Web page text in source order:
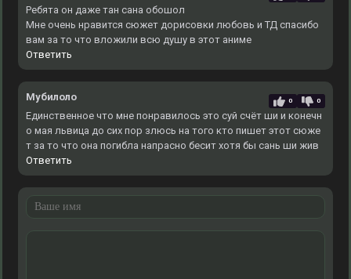
Ребята он даже тан сана обошол
Мне очень нравится сюжет дорисовки любовь и ТД спасибо
вам за то что вложили всю душу в этот аниме
Ответить
Мубилоло 0 0
Единственное что мне понравилось это суй счёт ши и конечн
о мая львица до сих пор злюсь на того кто пишет этот сюже
т за то что она погибла напрасно бесит хотя бы сань ши жив
Ответить